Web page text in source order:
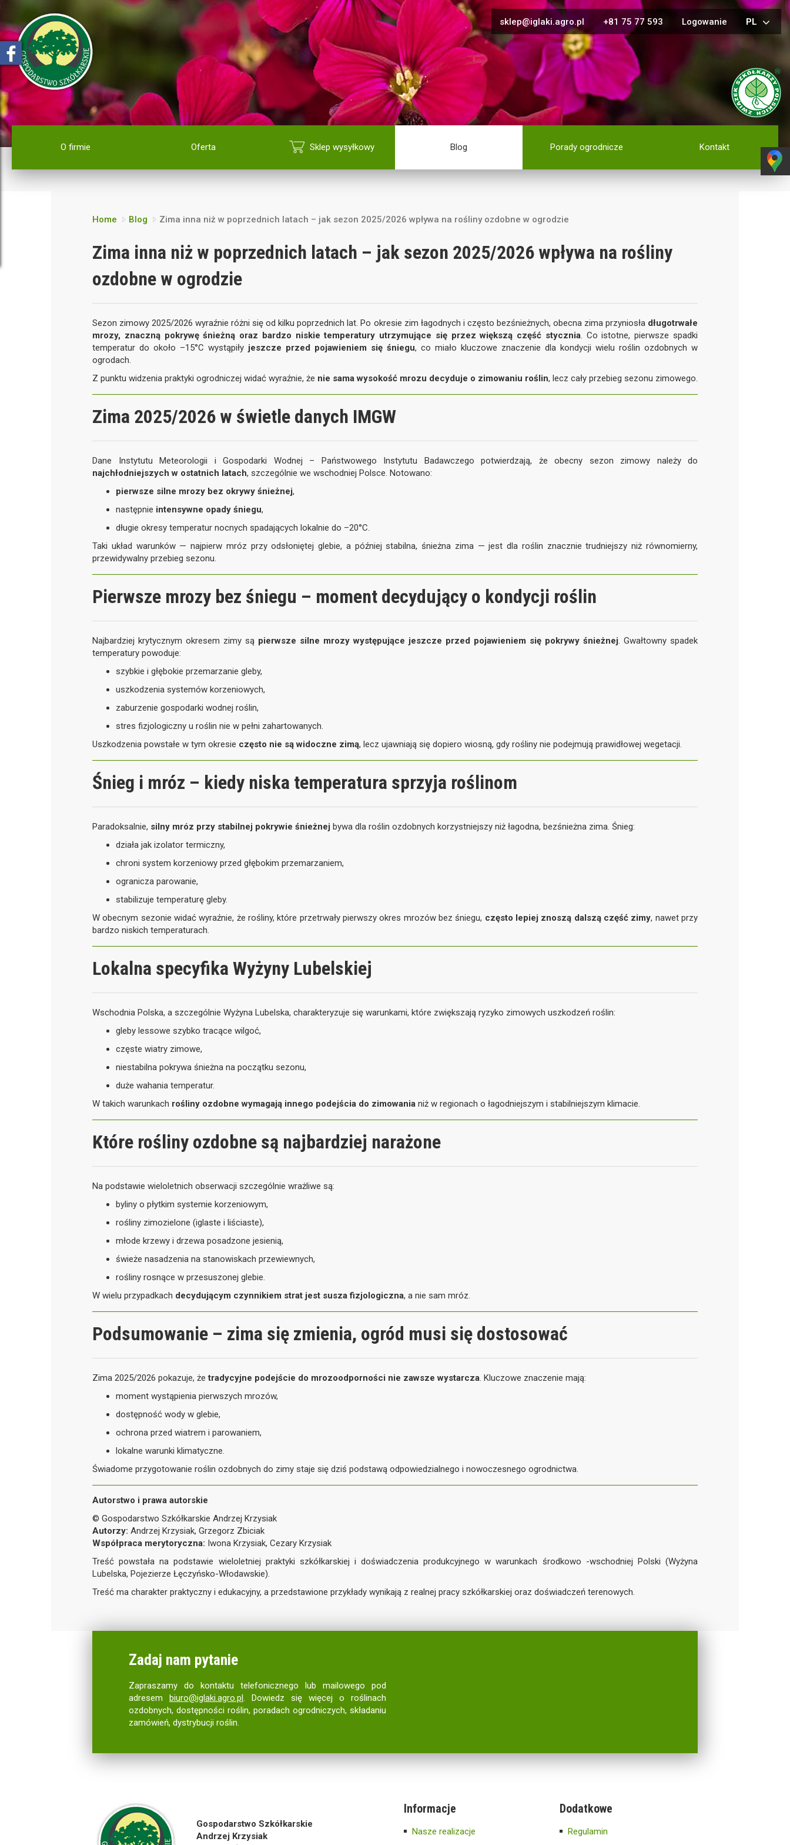
sklep@iglaki.agro.pl +81 75 77 593 Logowanie PL
O firmie Oferta Sklep wysyłkowy Blog Porady ogrodnicze Kontakt
Home Blog Zima inna niż w poprzednich latach – jak sezon 2025/2026 wpływa na rośliny ozdobne w ogrodzie
Zima inna niż w poprzednich latach – jak sezon 2025/2026 wpływa na rośliny
ozdobne w ogrodzie
Sezon zimowy 2025/2026 wyraźnie różni się od kilku poprzednich lat. Po okresie zim łagodnych i często bezśnieżnych, obecna zima przyniosła długotrwałe
mrozy, znaczną pokrywę śnieżną oraz bardzo niskie temperatury utrzymujące się przez większą część stycznia. Co istotne, pierwsze spadki
temperatur do około –15°C wystąpiły jeszcze przed pojawieniem się śniegu, co miało kluczowe znaczenie dla kondycji wielu roślin ozdobnych w
ogrodach.
Z punktu widzenia praktyki ogrodniczej widać wyraźnie, że nie sama wysokość mrozu decyduje o zimowaniu roślin, lecz cały przebieg sezonu zimowego.
Zima 2025/2026 w świetle danych IMGW
Dane Instytutu Meteorologii i Gospodarki Wodnej – Państwowego Instytutu Badawczego potwierdzają, że obecny sezon zimowy należy do
najchłodniejszych w ostatnich latach, szczególnie we wschodniej Polsce. Notowano:
pierwsze silne mrozy bez okrywy śnieżnej,
następnie intensywne opady śniegu,
długie okresy temperatur nocnych spadających lokalnie do –20°C.
Taki układ warunków — najpierw mróz przy odsłoniętej glebie, a później stabilna, śnieżna zima — jest dla roślin znacznie trudniejszy niż równomierny,
przewidywalny przebieg sezonu.
Pierwsze mrozy bez śniegu – moment decydujący o kondycji roślin
Najbardziej krytycznym okresem zimy są pierwsze silne mrozy występujące jeszcze przed pojawieniem się pokrywy śnieżnej. Gwałtowny spadek
temperatury powoduje:
szybkie i głębokie przemarzanie gleby,
uszkodzenia systemów korzeniowych,
zaburzenie gospodarki wodnej roślin,
stres fizjologiczny u roślin nie w pełni zahartowanych.
Uszkodzenia powstałe w tym okresie często nie są widoczne zimą, lecz ujawniają się dopiero wiosną, gdy rośliny nie podejmują prawidłowej wegetacji.
Śnieg i mróz – kiedy niska temperatura sprzyja roślinom
Paradoksalnie, silny mróz przy stabilnej pokrywie śnieżnej bywa dla roślin ozdobnych korzystniejszy niż łagodna, bezśnieżna zima. Śnieg:
działa jak izolator termiczny,
chroni system korzeniowy przed głębokim przemarzaniem,
ogranicza parowanie,
stabilizuje temperaturę gleby.
W obecnym sezonie widać wyraźnie, że rośliny, które przetrwały pierwszy okres mrozów bez śniegu, często lepiej znoszą dalszą część zimy, nawet przy
bardzo niskich temperaturach.
Lokalna specyfika Wyżyny Lubelskiej
Wschodnia Polska, a szczególnie Wyżyna Lubelska, charakteryzuje się warunkami, które zwiększają ryzyko zimowych uszkodzeń roślin:
gleby lessowe szybko tracące wilgoć,
częste wiatry zimowe,
niestabilna pokrywa śnieżna na początku sezonu,
duże wahania temperatur.
W takich warunkach rośliny ozdobne wymagają innego podejścia do zimowania niż w regionach o łagodniejszym i stabilniejszym klimacie.
Które rośliny ozdobne są najbardziej narażone
Na podstawie wieloletnich obserwacji szczególnie wrażliwe są:
byliny o płytkim systemie korzeniowym,
rośliny zimozielone (iglaste i liściaste),
młode krzewy i drzewa posadzone jesienią,
świeże nasadzenia na stanowiskach przewiewnych,
rośliny rosnące w przesuszonej glebie.
W wielu przypadkach decydującym czynnikiem strat jest susza fizjologiczna, a nie sam mróz.
Podsumowanie – zima się zmienia, ogród musi się dostosować
Zima 2025/2026 pokazuje, żetradycyjne podejście do mrozoodporności nie zawsze wystarcza. Kluczowe znaczenie mają:
moment wystąpienia pierwszych mrozów,
dostępność wody w glebie,
ochrona przed wiatrem i parowaniem,
lokalne warunki klimatyczne.
Świadome przygotowanie roślin ozdobnych do zimy staje się dziś podstawą odpowiedzialnego i nowoczesnego ogrodnictwa.
Autorstwo i prawa autorskie
© Gospodarstwo Szkółkarskie Andrzej Krzysiak
Autorzy: Andrzej Krzysiak, Grzegorz Zbiciak
Współpraca merytoryczna: Iwona Krzysiak, Cezary Krzysiak
Treść powstała na podstawie wieloletniej praktyki szkółkarskiej i doświadczenia produkcyjnego w warunkach środkowo -wschodniej Polski (Wyżyna
Lubelska, Pojezierze Łęczyńsko-Włodawskie).
Treść ma charakter praktyczny i edukacyjny, a przedstawione przykłady wynikają z realnej pracy szkółkarskiej oraz doświadczeń terenowych.
Zadaj nam pytanie
Zapraszamy do kontaktu telefonicznego lub mailowego pod
adresem biuro@iglaki.agro.pl. Dowiedz się więcej o roślinach
ozdobnych, dostępności roślin, poradach ogrodniczych, składaniu
zamówień, dystrybucji roślin.
Gospodarstwo Szkółkarskie
Andrzej Krzysiak
Informacje
Nasze realizacje
Dodatkowe
Regulamin